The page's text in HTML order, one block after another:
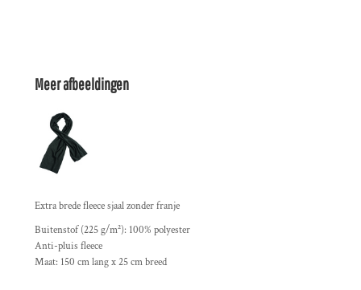
Meer afbeeldingen
Extra brede fleece sjaal zonder franje
Buitenstof (225 g/m²): 100% polyester
Anti-pluis fleece
Maat: 150 cm lang x 25 cm breed